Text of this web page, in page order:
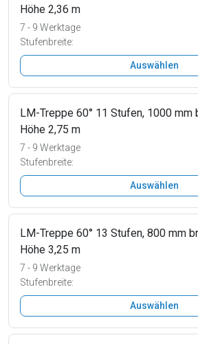
Höhe 2,36 m
7 - 9 Werktage
Stufenbreite:
Auswählen
LM-Treppe 60° 11 Stufen, 1000 mm
Höhe 2,75 m
7 - 9 Werktage
Stufenbreite:
Auswählen
LM-Treppe 60° 13 Stufen, 800 mm
Höhe 3,25 m
7 - 9 Werktage
Stufenbreite:
Auswählen